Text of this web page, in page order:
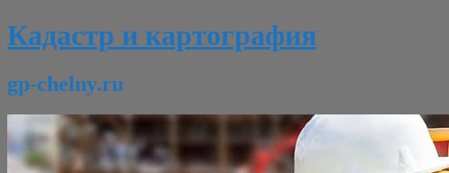
Кадастр и картография
gp-chelny.ru